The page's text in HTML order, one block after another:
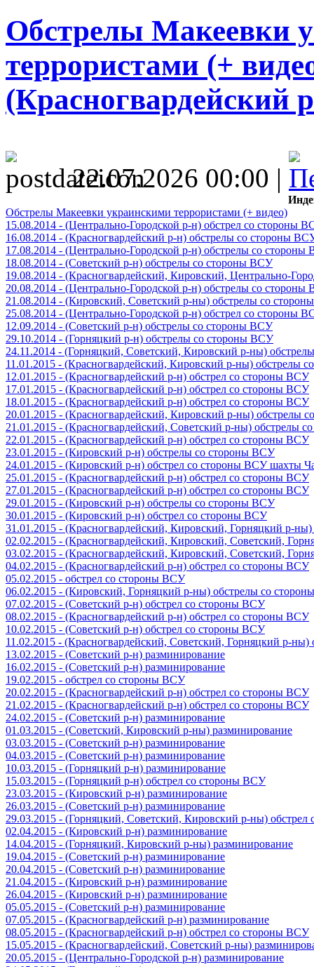
Обстрелы Макеевки
террористами (+
(Красногвардейский
22.07.2026 00:00 |
Обстрелы Макеевки украинскими террористами (+ видео)
15.08.2014 - (Центрально-Городской р-н) обстрел со стороны
16.08.2014 - (Красногвардейский р-н) обстрелы со стороны
17.08.2014 - (Центрально-Городской р-н) обстрелы со стороны
18.08.2014 - (Советский р-н) обстрелы со стороны ВСУ
19.08.2014 - (Красногвардейский, Кировский, Центрально-
20.08.2014 - (Центрально-Городской р-н) обстрелы со стороны
21.08.2014 - (Кировский, Советский р-ны) обстрелы со
25.08.2014 - (Центрально-Городской р-н) обстрел со стороны
12.09.2014 - (Советский р-н) обстрелы со стороны ВСУ
29.10.2014 - (Горняцкий р-н) обстрелы со стороны ВСУ
24.11.2014 - (Горняцкий, Советский, Кировский р-ны)
11.01.2015 - (Красногвардейский, Кировский р-ны) обстрелы
12.01.2015 - (Красногвардейский р-н) обстрел со стороны ВСУ
17.01.2015 - (Красногвардейский р-н) обстрел со стороны ВСУ
18.01.2015 - (Красногвардейский р-н) обстрел со стороны ВСУ
20.01.2015 - (Красногвардейский, Кировский р-ны) обстрелы
21.01.2015 - (Красногвардейский, Советский р-ны) обстрелы
22.01.2015 - (Красногвардейский р-н) обстрел со стороны ВСУ
23.01.2015 - (Кировский р-н) обстрелы со стороны ВСУ
24.01.2015 - (Кировский р-н) обстрел со стороны ВСУ шахты
25.01.2015 - (Красногвардейский р-н) обстрел со стороны ВСУ
27.01.2015 - (Красногвардейский р-н) обстрел со стороны ВСУ
29.01.2015 - (Кировский р-н) обстрелы со стороны ВСУ
30.01.2015 - (Кировский р-н) обстрел со стороны ВСУ
31.01.2015 - (Красногвардейский, Кировский, Горняцкий р-
02.02.2015 - (Красногвардейский, Кировский, Советский,
03.02.2015 - (Красногвардейский, Кировский, Советский,
04.02.2015 - (Красногвардейский р-н) обстрел со стороны ВСУ
05.02.2015 - обстрел со стороны ВСУ
06.02.2015 - (Кировский, Горняцкий р-ны) обстрелы со
07.02.2015 - (Советский р-н) обстрел со стороны ВСУ
08.02.2015 - (Красногвардейский р-н) обстрел со стороны ВСУ
10.02.2015 - (Советский р-н) обстрел со стороны ВСУ
11.02.2015 - (Красногвардейский, Советский, Горняцкий р-
13.02.2015 - (Советский р-н) разминирование
16.02.2015 - (Советский р-н) разминирование
19.02.2015 - обстрел со стороны ВСУ
20.02.2015 - (Красногвардейский р-н) обстрел со стороны ВСУ
21.02.2015 - (Красногвардейский р-н) обстрел со стороны ВСУ
24.02.2015 - (Советский р-н) разминирование
01.03.2015 - (Советский, Кировский р-ны) разминирование
03.03.2015 - (Советский р-н) разминирование
04.03.2015 - (Советский р-н) разминирование
10.03.2015 - (Горняцкий р-н) разминирование
15.03.2015 - (Горняцкий р-н) обстрел со стороны ВСУ
23.03.2015 - (Кировский р-н) разминирование
26.03.2015 - (Советский р-н) разминирование
29.03.2015 - (Горняцкий, Советский, Кировский р-ны)
02.04.2015 - (Кировский р-н) разминирование
14.04.2015 - (Горняцкий, Кировский р-ны) разминирование
19.04.2015 - (Советский р-н) разминирование
20.04.2015 - (Советский р-н) разминирование
21.04.2015 - (Кировский р-н) разминирование
26.04.2015 - (Кировский р-н) разминирование
05.05.2015 - (Советский р-н) разминирование
07.05.2015 - (Красногвардейский р-н) разминирование
08.05.2015 - (Красногвардейский р-н) обстрел со стороны ВСУ
15.05.2015 - (Красногвардейский, Советский р-ны)
20.05.2015 - (Центрально-Городской р-н) разминирование